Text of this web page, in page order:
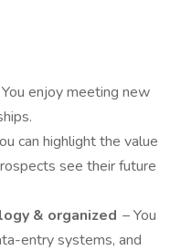
enjoy meeting new
can highlight the value
see their future
& organized – You
entry systems, and